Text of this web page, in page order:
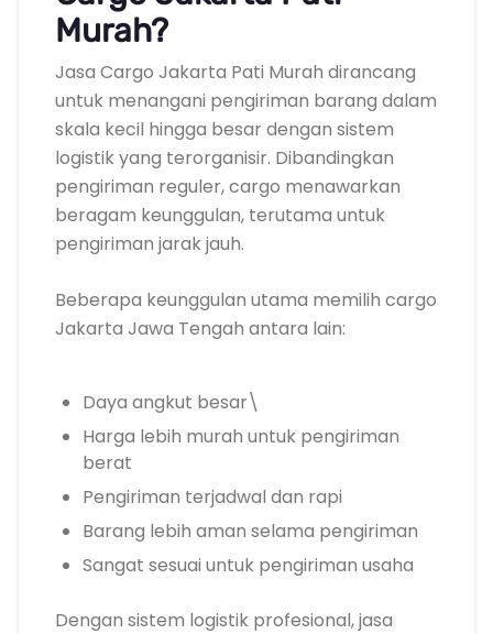
Murah?
Jasa Cargo Jakarta Pati Murah dirancang
untuk menangani pengiriman barang dalam
skala kecil hingga besar dengan sistem
logistik yang terorganisir. Dibandingkan
pengiriman reguler, cargo menawarkan
beragam keunggulan, terutama untuk
pengiriman jarak jauh.
Beberapa keunggulan utama memilih cargo
Jakarta Jawa Tengah antara lain:
Daya angkut besar\
Harga lebih murah untuk pengiriman
berat
Pengiriman terjadwal dan rapi
Barang lebih aman selama pengiriman
Sangat sesuai untuk pengiriman usaha
Dengan sistem logistik profesional, jasa